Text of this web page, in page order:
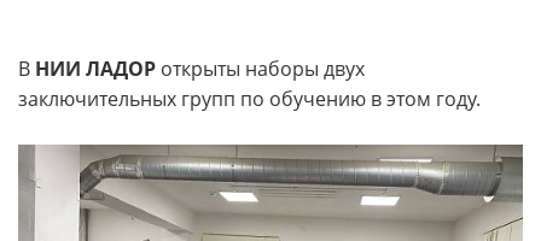
В НИИ ЛАДОР открыты наборы двух
заключительных групп по обучению в этом году.